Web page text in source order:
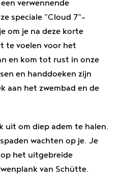
verwennende
speciale "Cloud 7"-
om je na deze korte
te voelen voor het
en kom tot rust in onze
en handdoeken zijn
aan het zwembad en de
uit om diep adem te halen.
wachten op je. Je
het uitgebreide
van Schütte.